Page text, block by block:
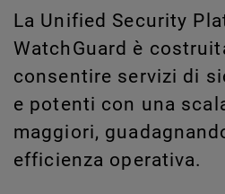
La Unified Security
WatchGuard è
consentire servizi di
e potenti con una
maggiori,
efficienza operativa.